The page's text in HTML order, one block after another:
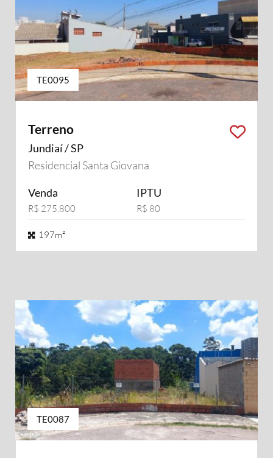
TE0095
Terreno
Jundiaí / SP
Residencial Santa Giovana
Venda
R$ 275.800
IPTU
R$ 80
197m²
TE0087